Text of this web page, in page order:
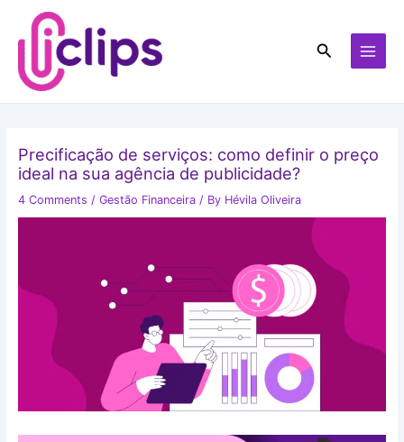
content
Search
Precificação de serviços: como definir o preço
ideal na sua agência de publicidade?
4 Comments / Gestão Financeira/ By Hévila Oliveira